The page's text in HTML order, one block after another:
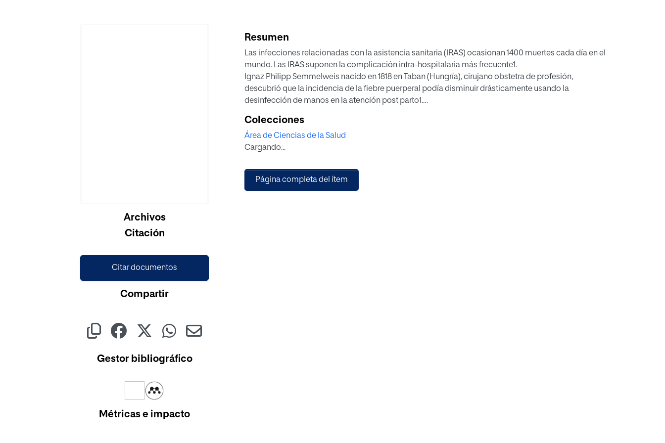
Archivos
Citación
Citar documentos
Compartir
Gestor bibliográfico
Métricas e impacto
Resumen
Las infecciones relacionadas con la asistencia sanitaria (IRAS) ocasionan 1400 muertes cada día en el
mundo. Las IRAS suponen la complicación intra-hospitalaria más frecuente1.
Ignaz Philipp Semmelweis nacido en 1818 en Taban (Hungría), cirujano obstetra de profesión,
descubrió que la incidencia de la fiebre puerperal podía disminuir drásticamente usando la
desinfección de manos en la atención post parto1.
para paliar las IRAS. Sin embargo, en varios estudios se ha visto que la adherencia a los “5 momentos”
a la higiene de manos (HM) nunca es del 100%. Actualmente y a nivel mundial el cumplimiento de la
HM no supera el 40% 2.
Colecciones
Área de Ciencias de la Salud
Cargando...
Página completa del ítem